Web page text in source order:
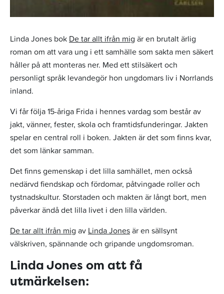
Linda Jones bok De tar allt ifrån mig är en brutalt ärlig
roman om att vara ung i ett samhälle som sakta men säkert
håller på att monteras ner. Med ett stilsäkert och
personligt språk levandegör hon ungdomars liv i Norrlands
inland.
Vi får följa 15-åriga Frida i hennes vardag som består av
jakt, vänner, fester, skola och framtidsfunderingar. Jakten
spelar en central roll i boken. Jakten är det som finns kvar,
det som länkar samman.
Det finns gemenskap i det lilla samhället, men också
nedärvd fiendskap och fördomar, påtvingade roller och
tystnadskultur. Storstaden och makten är långt bort, men
påverkar ändå det lilla livet i den lilla världen.
De tar allt ifrån mig av Linda Jonesär en sällsynt
välskriven, spännande och gripande ungdomsroman.
Linda Jones om att få
utmärkelsen: